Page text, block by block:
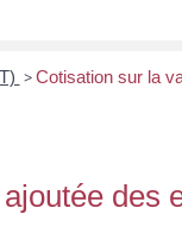
> Cotisation sur la
des